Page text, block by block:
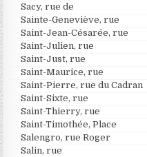
Sacy, rue de
Sainte-Geneviève, rue
Saint-Jean-Césarée, rue
Saint-Julien, rue
Saint-Just, rue
Saint-Maurice, rue
Saint-Pierre, rue du Cadran
Saint-Sixte, rue
Saint-Thierry, rue
Saint-Timothée, Place
Salengro, rue Roger
Salin, rue